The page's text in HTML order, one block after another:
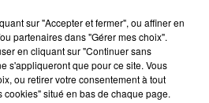
Voir plus
sur "Accepter et fermer", ou affiner en
partenaires dans "Gérer mes choix".
en cliquant sur "Continuer sans
s'appliqueront que pour ce site. Vous
ou retirer votre consentement à tout
situé en bas de chaque page.